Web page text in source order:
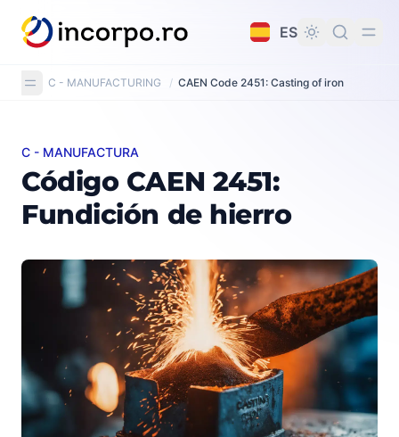
principal
ES
C - MANUFACTURING / CAEN Code 2451: Casting of iron
Código CAEN 2451: Fundición de hierro
C - MANUFACTURA
Código CAEN 2451:
Fundición de hierro